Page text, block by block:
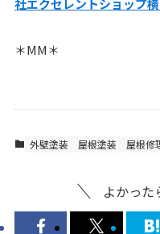
社エクセレントショップ横
＊MM＊
外壁塗装 屋根塗装 屋根修
よかった